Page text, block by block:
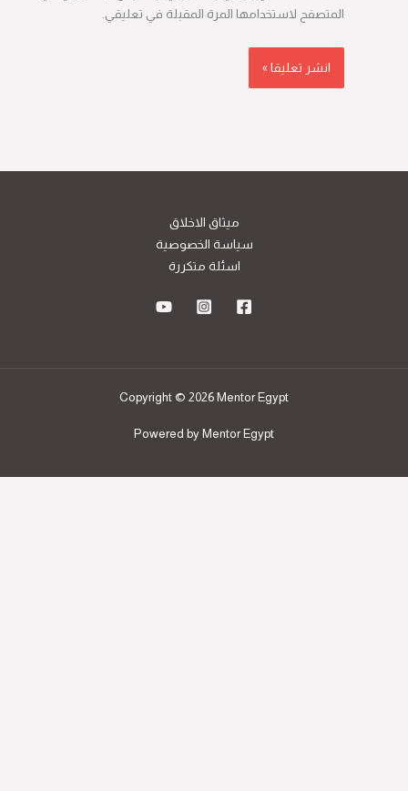
المتصفح لاستخدامها المرة المقبلة في تعليقي.
ميثاق الاخلاق
سياسة الخصوصية
اسئلة متكررة
Copyright © 2026 Mentor Egypt
Powered by Mentor Egypt